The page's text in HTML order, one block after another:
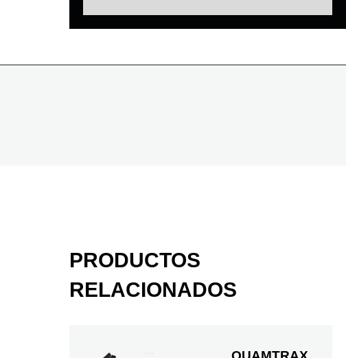
PRODUCTOS
RELACIONADOS